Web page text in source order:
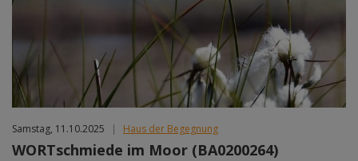
Samstag, 11.10.2025 | Haus der Begegnung
WORTschmiede im Moor (BA0200264)